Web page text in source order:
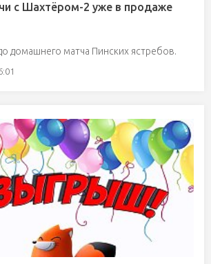
с Шахтёром-2 уже в продаже
домашнего матча Пинских ястребов.